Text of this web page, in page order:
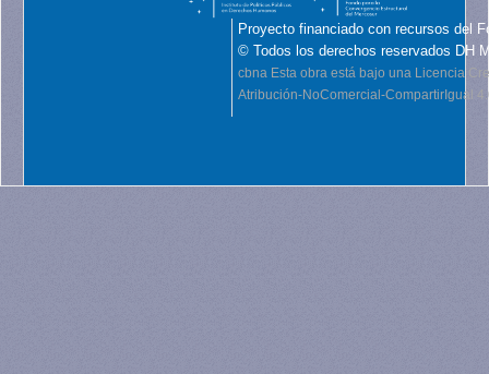
Proyecto financiado con recursos del
© Todos los derechos reservados DH
cbna Esta obra está bajo una Licencia
Atribución-NoComercial-CompartirIgual